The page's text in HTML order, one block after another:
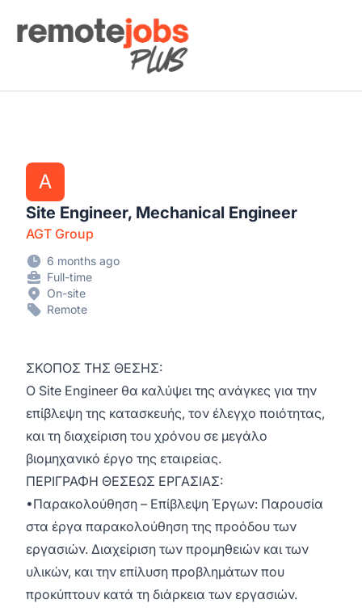
Remote Jobs Plus
A
Site Engineer, Mechanical Engineer
AGT Group
6 months ago
Full-time
On-site
Remote
ΣΚΟΠΟΣ ΤΗΣ ΘΕΣΗΣ:
Ο Site Engineer θα καλύψει της ανάγκες για την
επίβλεψη της κατασκευής, τον έλεγχο ποιότητας,
και τη διαχείριση του χρόνου σε μεγάλο
βιομηχανικό έργο της εταιρείας.
ΠΕΡΙΓΡΑΦΗ ΘΕΣΕΩΣ ΕΡΓΑΣΙΑΣ:
•Παρακολούθηση – Επίβλεψη Έργων: Παρουσία
στα έργα παρακολούθηση της προόδου των
εργασιών. Διαχείριση των προμηθειών και των
υλικών, και την επίλυση προβλημάτων που
προκύπτουν κατά τη διάρκεια των εργασιών.